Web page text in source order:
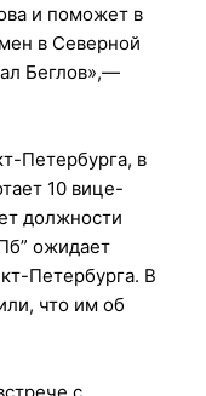
и поможет в
в Северной
Беглов»,—
Петербурга, в
10 вице-
должности
ожидает
Петербурга. В
что им об
с